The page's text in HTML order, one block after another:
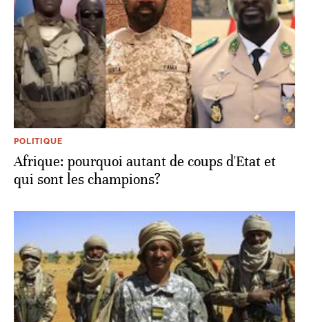
POLITIQUE
Afrique: pourquoi autant de coups d'Etat et
qui sont les champions?